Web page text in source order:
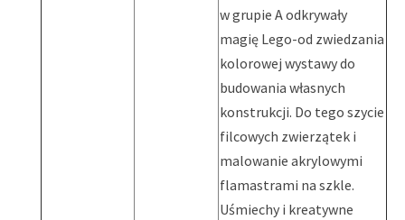
w grupie A odkrywały
magię Lego-od zwiedzania
kolorowej wystawy do
budowania własnych
konstrukcji. Do tego szycie
filcowych zwierzątek i
malowanie akrylowymi
flamastrami na szkle.
Uśmiechy i kreatywne